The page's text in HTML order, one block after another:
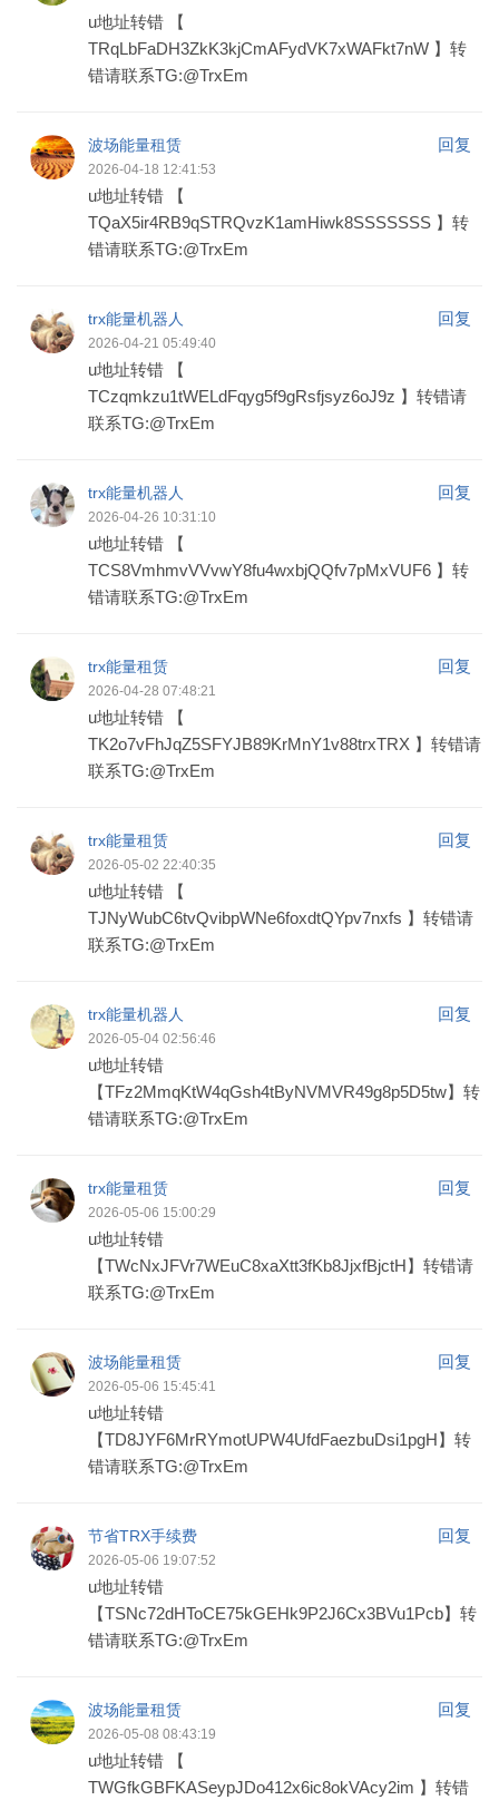
u地址转错 【
TRqLbFaDH3ZkK3kjCmAFydVK7xWAFkt7nW 】转
错请联系TG:@TrxEm
波场能量租赁 回复
2026-04-18 12:41:53
u地址转错 【
TQaX5ir4RB9qSTRQvzK1amHiwk8SSSSSSS 】转
错请联系TG:@TrxEm
trx能量机器人 回复
2026-04-21 05:49:40
u地址转错 【
TCzqmkzu1tWELdFqyg5f9gRsfjsyz6oJ9z 】转错请
联系TG:@TrxEm
trx能量机器人 回复
2026-04-26 10:31:10
u地址转错 【
TCS8VmhmvVVvwY8fu4wxbjQQfv7pMxVUF6 】转
错请联系TG:@TrxEm
trx能量租赁 回复
2026-04-28 07:48:21
u地址转错 【
TK2o7vFhJqZ5SFYJB89KrMnY1v88trxTRX 】转错请
联系TG:@TrxEm
trx能量租赁 回复
2026-05-02 22:40:35
u地址转错 【
TJNyWubC6tvQvibpWNe6foxdtQYpv7nxfs 】转错请
联系TG:@TrxEm
trx能量机器人 回复
2026-05-04 02:56:46
u地址转错
【TFz2MmqKtW4qGsh4tByNVMVR49g8p5D5tw】转
错请联系TG:@TrxEm
trx能量租赁 回复
2026-05-06 15:00:29
u地址转错
【TWcNxJFVr7WEuC8xaXtt3fKb8JjxfBjctH】转错请
联系TG:@TrxEm
波场能量租赁 回复
2026-05-06 15:45:41
u地址转错
【TD8JYF6MrRYmotUPW4UfdFaezbuDsi1pgH】转
错请联系TG:@TrxEm
节省TRX手续费 回复
2026-05-06 19:07:52
u地址转错
【TSNc72dHToCE75kGEHk9P2J6Cx3BVu1Pcb】转
错请联系TG:@TrxEm
波场能量租赁 回复
2026-05-08 08:43:19
u地址转错 【
TWGfkGBFKASeypJDo412x6ic8okVAcy2im 】转错